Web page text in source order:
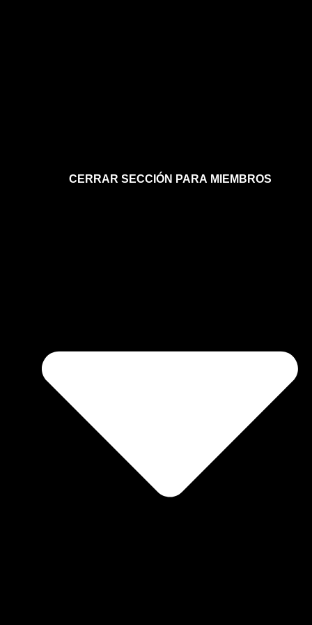
CERRAR SECCIÓN PARA MIEMBROS